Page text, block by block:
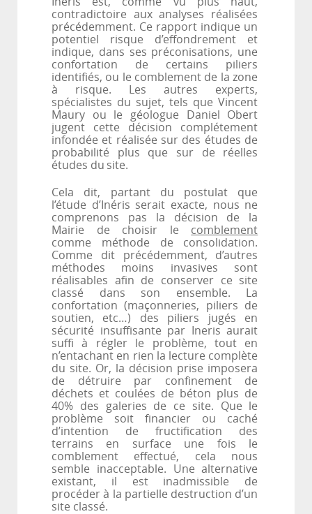
contradictoire aux analyses réalisées
précédemment. Ce rapport indique un
potentiel risque d’effondrement et
indique, dans ses préconisations, une
confortation de certains piliers
identifiés, ou le comblement de la zone
à risque. Les autres experts,
spécialistes du sujet, tels que Vincent
Maury ou le géologue Daniel Obert
jugent cette décision complétement
infondée et réalisée sur des études de
probabilité plus que sur de réelles
études du site.
Cela dit, partant du postulat que
l’étude d’Inéris serait exacte, nous ne
comprenons pas la décision de la
Mairie de choisir le comblement
comme méthode de consolidation.
Comme dit précédemment, d’autres
méthodes moins invasives sont
réalisables afin de conserver ce site
classé dans son ensemble. La
confortation (maçonneries, piliers de
soutien, etc…) des piliers jugés en
sécurité insuffisante par Ineris aurait
suffi à régler le problème, tout en
n’entachant en rien la lecture complète
du site. Or, la décision prise imposera
de détruire par confinement de
déchets et coulées de béton plus de
40% des galeries de ce site. Que le
problème soit financier ou caché
d’intention de fructification des
terrains en surface une fois le
comblement effectué, cela nous
semble inacceptable. Une alternative
existant, il est inadmissible de
procéder à la partielle destruction d’un
site classé.